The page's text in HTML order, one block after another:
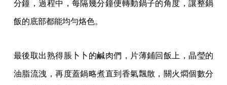
分鐘，過程中，每隔幾分鐘便轉動鍋子的角度，讓整鍋
飯的底部都能均勻烙色。
最後取出熟得脹卜卜的鹹肉們，片薄鋪回飯上，晶瑩的
油脂流洩，再度蓋鍋略煮直到香氣飄散，關火燜個數分